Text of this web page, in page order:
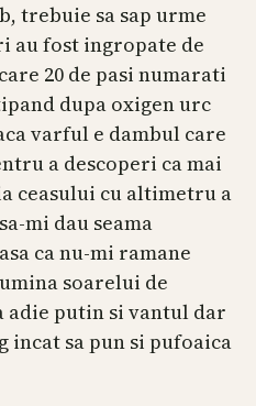
trebuie sa sap urme
au fost ingropate de
20 de pasi numarati
dupa oxigen urc
varful e dambul care
a descoperi ca mai
ceasului cu altimetru a
mi dau seama
ca nu-mi ramane
soarelui de
adie putin si vantul dar
incat sa pun si pufoaica